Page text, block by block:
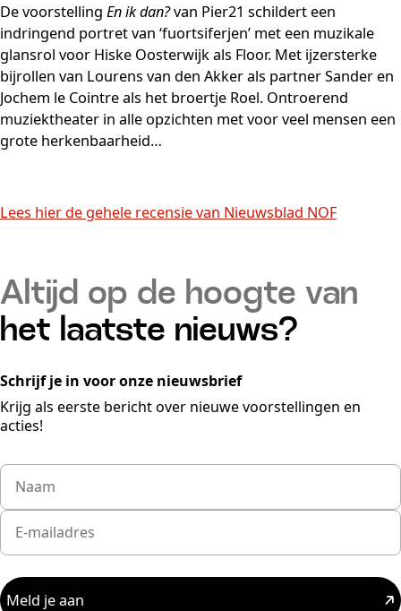
De voorstelling En ik dan?van Pier21 schildert een
indringend portret van ‘fuortsiferjen’ met een muzikale
glansrol voor Hiske Oosterwijk als Floor. Met ijzersterke
bijrollen van Lourens van den Akker als partner Sander en
Jochem le Cointre als het broertje Roel. Ontroerend
muziektheater in alle opzichten met voor veel mensen een
grote herkenbaarheid…
Lees hier de gehele recensie van Nieuwsblad NOF
Altijd op de hoogte van
het laatste nieuws?
Schrijf je in voor onze nieuwsbrief
Krijg als eerste bericht over nieuwe voorstellingen en
acties!
Meld je aan